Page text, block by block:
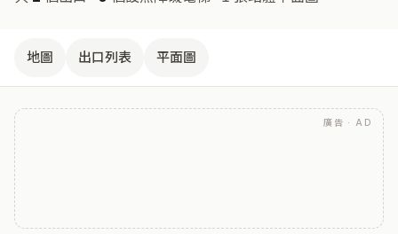
地圖 出口列表 平面圖
廣告 · AD